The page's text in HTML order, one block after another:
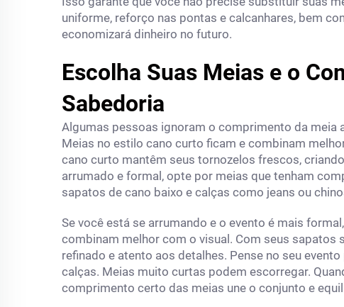
uniforme, reforço nas pontas e calcanhares, bem
economizará dinheiro no futuro.
Escolha Suas Meias e o
Sabedoria
Algumas pessoas ignoram o comprimento da
Meias no estilo cano curto ficam e combinam
cano curto mantêm seus tornozelos frescos,
arrumado e formal, opte por meias que tenham
sapatos de cano baixo e calças como jeans ou
Se você está se arrumando e o evento é mais
combinam melhor com o visual. Com seus
refinado e atento aos detalhes. Pense no seu
calças. Meias muito curtas podem escorregar.
comprimento certo das meias une o conjunto e